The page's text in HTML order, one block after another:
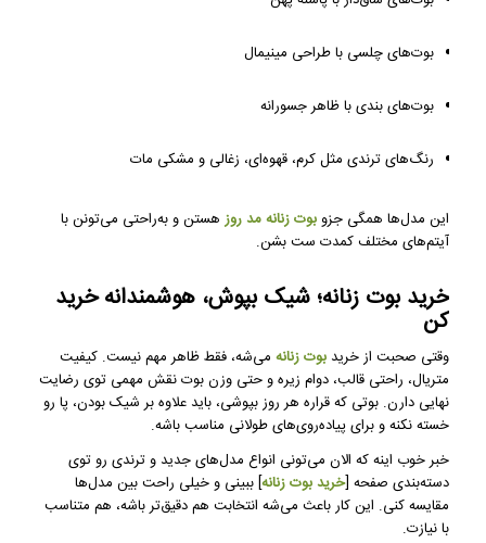
بوت‌های چلسی با طراحی مینیمال
بوت‌های بندی با ظاهر جسورانه
رنگ‌های ترندی مثل کرم، قهوه‌ای، زغالی و مشکی مات
این مدل‌ها همگی جزوبوت زنانه مد روزهستن و به‌راحتی می‌تونن با
آیتم‌های مختلف کمدت ست بشن.
خرید بوت زنانه؛ شیک بپوش، هوشمندانه خرید
کن
وقتی صحبت از خرید بوت زنانهمی‌شه، فقط ظاهر مهم نیست. کیفیت
متریال، راحتی قالب، دوام زیره و حتی وزن بوت نقش مهمی توی رضایت
نهایی دارن. بوتی که قراره هر روز بپوشی، باید علاوه بر شیک بودن، پا رو
خسته نکنه و برای پیاده‌روی‌های طولانی مناسب باشه.
خبر خوب اینه که الان می‌تونی انواع مدل‌های جدید و ترندی رو توی
دسته‌بندی صفحه [خرید بوت زنانه] ببینی و خیلی راحت بین مدل‌ها
مقایسه کنی. این کار باعث می‌شه انتخابت هم دقیق‌تر باشه، هم متناسب
با نیازت.